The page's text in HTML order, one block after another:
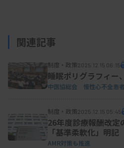
関連記事
制度・政策2025.12.15 06:15
睡眠ポリグラフィー
中医協総会 慢性心不全患
制度・政策2025.12.15 05:45
26年度診療報酬改定
「基準柔軟化」明記
AMR対策も推進